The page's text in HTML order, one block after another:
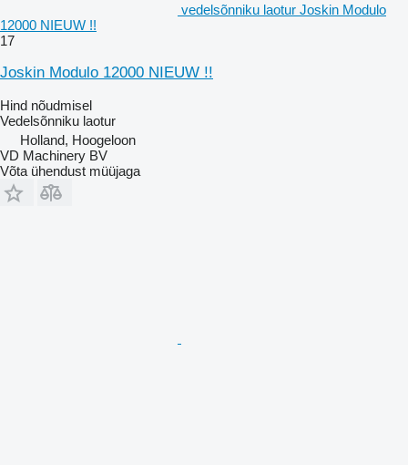
vedelsõnniku laotur Joskin Modulo
12000 NIEUW !!
17
Joskin Modulo 12000 NIEUW !!
Hind nõudmisel
Vedelsõnniku laotur
Holland, Hoogeloon
VD Machinery BV
Võta ühendust müüjaga